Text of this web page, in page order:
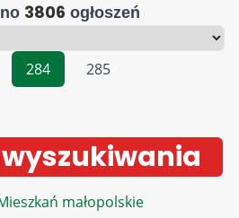
3806 ogłoszeń
284 285
małopolskie